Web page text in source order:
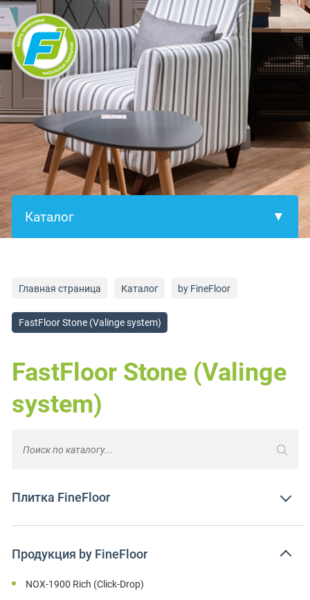
Главная страница Каталог by FineFloor
FastFloor Stone (Valinge system)
FastFloor Stone (Valinge
system)
Плитка FineFloor
Продукция by FineFloor
NOX-1900 Rich (Click-Drop)
×